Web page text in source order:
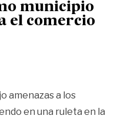
municipio
el comercio
amenazas a los
en una ruleta en la